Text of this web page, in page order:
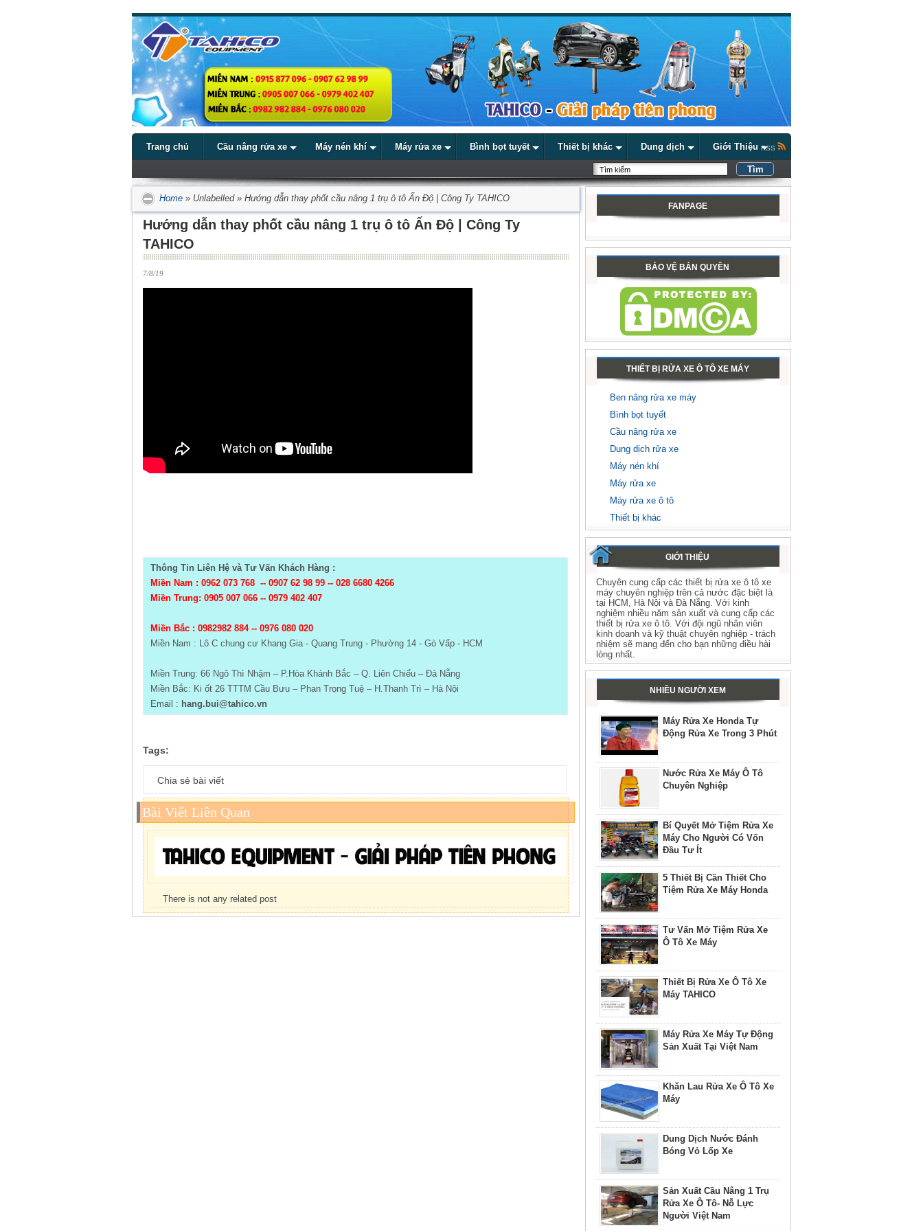
Trang chủ Cầu nâng rửa xe Máy nén khí Máy rửa xe Bình bọt tuyết Thiết bị khác Dung dịch Giới Thiệu RSS
Home » Unlabelled» Hướng dẫn thay phốt cầu nâng 1 trụ ô tô Ấn Độ | Công Ty TAHICO
Hướng dẫn thay phốt cầu nâng 1 trụ ô tô Ấn Độ | Công Ty
TAHICO
7/8/19
Thông Tin Liên Hệ và Tư Vấn Khách Hàng :
Miền Nam : 0962 073 768 -- 0907 62 98 99 -- 028 6680 4266
Miền Trung: 0905 007 066 -- 0979 402 407
Miền Bắc : 0982982 884 -- 0976 080 020
Miền Nam : Lô C chung cư Khang Gia - Quang Trung - Phường 14 - Gò Vấp - HCM
Miền Trung: 66 Ngô Thì Nhậm – P.Hòa Khánh Bắc – Q. Liên Chiểu – Đà Nẵng
Miền Bắc: Ki ốt 26 TTTM Cầu Bưu – Phan Trọng Tuệ – H.Thanh Trì – Hà Nội
Email : hang.bui@tahico.vn
Tags:
Chia sẻ bài viết
Bài Viết Liên Quan
There is not any related post
FANPAGE
BẢO VỆ BẢN QUYỀN
THIẾT BỊ RỬA XE Ô TÔ XE MÁY
Ben nâng rửa xe máy
Bình bọt tuyết
Cầu nâng rửa xe
Dung dịch rửa xe
Máy nén khí
Máy rửa xe
Máy rửa xe ô tô
Thiết bị khác
GIỚI THIỆU
Chuyên cung cấp các thiết bị rửa xe ô tô xe
máy chuyên nghiệp trên cả nước đặc biệt là
tại HCM, Hà Nội và Đà Nẵng. Với kinh
nghiệm nhiều năm sản xuất và cung cấp các
thiết bị rửa xe ô tô. Với đội ngũ nhân viên
kinh doanh và kỹ thuật chuyên nghiệp - trách
nhiệm sẽ mang đến cho bạn những điều hài
lòng nhất.
NHIỀU NGƯỜI XEM
Máy Rửa Xe Honda Tự
Động Rửa Xe Trong 3 Phút
Nước Rửa Xe Máy Ô Tô
Chuyên Nghiệp
Bí Quyết Mở Tiệm Rửa Xe
Máy Cho Người Có Vốn
Đầu Tư Ít
5 Thiết Bị Cần Thiết Cho
Tiệm Rửa Xe Máy Honda
Tư Vấn Mở Tiệm Rửa Xe
Ô Tô Xe Máy
Thiết Bị Rửa Xe Ô Tô Xe
Máy TAHICO
Máy Rửa Xe Máy Tự Động
Sản Xuất Tại Việt Nam
Khăn Lau Rửa Xe Ô Tô Xe
Máy
Dung Dịch Nước Đánh
Bóng Vỏ Lốp Xe
Sản Xuất Cầu Nâng 1 Trụ
Rửa Xe Ô Tô- Nỗ Lực
Người Việt Nam